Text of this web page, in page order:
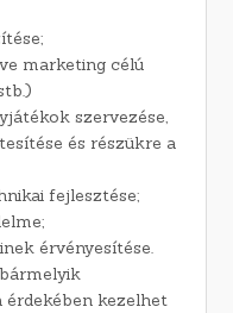
marketing célú
szervezése,
és részükre a
fejlesztése;
érvényesítése.
érdekében kezelhet